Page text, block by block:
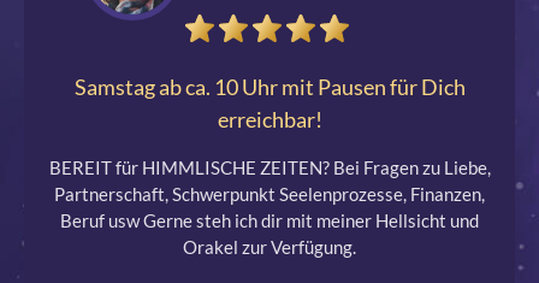
Samstag ab ca. 10 Uhr mit Pausen für Dich
erreichbar!
BEREIT für HIMMLISCHE ZEITEN? Bei Fragen zu Liebe,
Partnerschaft, Schwerpunkt Seelenprozesse, Finanzen,
Beruf usw Gerne steh ich dir mit meiner Hellsicht und
Orakel zur Verfügung.